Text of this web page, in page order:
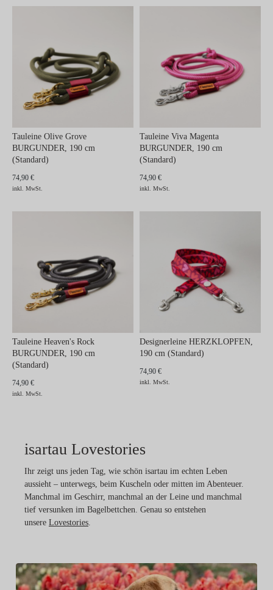
Tauleine Olive Grove
BURGUNDER, 190 cm
(Standard)
74,90 €
inkl. MwSt.
Tauleine Viva Magenta
BURGUNDER, 190 cm
(Standard)
74,90 €
inkl. MwSt.
Tauleine Heaven's Rock
BURGUNDER, 190 cm
(Standard)
74,90 €
inkl. MwSt.
Designerleine HERZKLOPFEN,
190 cm (Standard)
74,90 €
inkl. MwSt.
isartau Lovestories
Ihr zeigt uns jeden Tag, wie schön isartau im echten Leben
aussieht – unterwegs, beim Kuscheln oder mitten im Abenteuer.
Manchmal im Geschirr, manchmal an der Leine und manchmal
tief versunken im Bagelbettchen. Genau so entstehen
unsere Lovestories.